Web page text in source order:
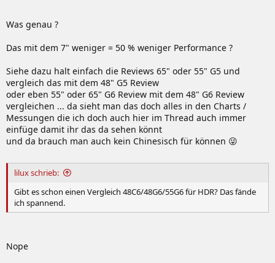
Was genau ?
Das mit dem 7" weniger = 50 % weniger Performance ?
Siehe dazu halt einfach die Reviews 65" oder 55" G5 und
vergleich das mit dem 48" G5 Review
oder eben 55" oder 65" G6 Review mit dem 48" G6 Review
vergleichen ... da sieht man das doch alles in den Charts /
Messungen die ich doch auch hier im Thread auch immer
einfüge damit ihr das da sehen könnt
und da brauch man auch kein Chinesisch für können 😜
lilux schrieb:
Gibt es schon einen Vergleich 48C6/48G6/55G6 für HDR? Das fände
ich spannend.
Nope